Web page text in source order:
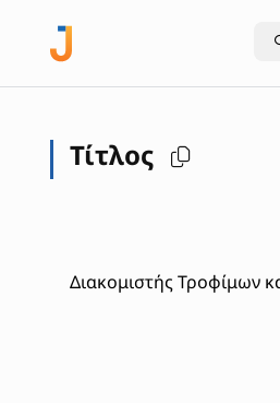
Τίτλος
Διακομιστής Τροφίμων